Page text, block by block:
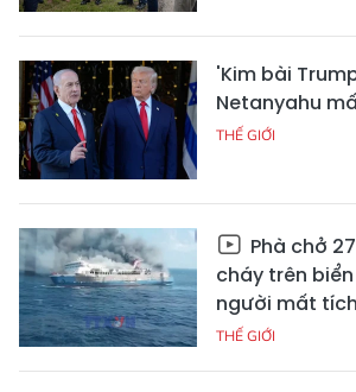
'Kim bài
Netanyahu
THẾ GIỚI
Phà chở
cháy trên
người mất tích
THẾ GIỚI